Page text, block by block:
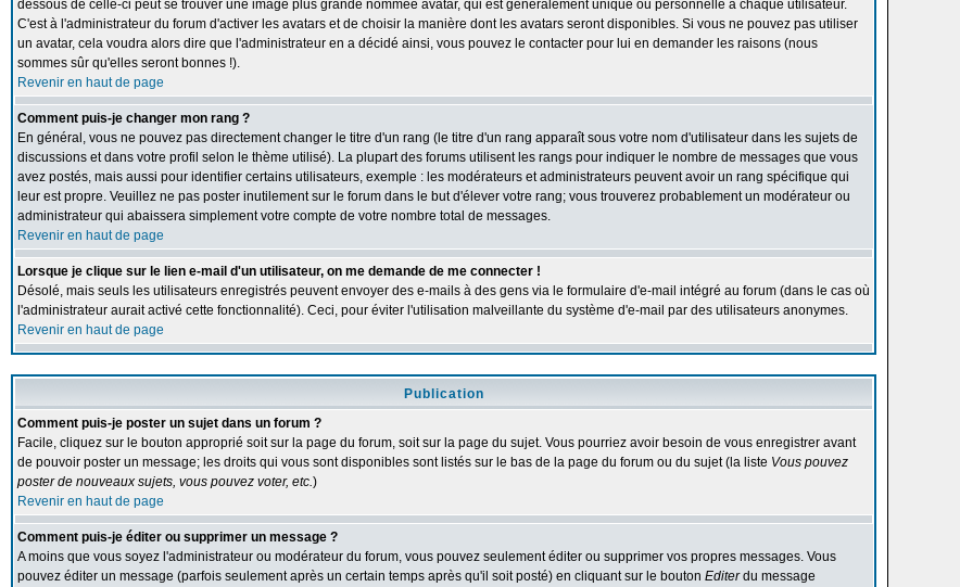
dessous de celle-ci peut se trouver une image plus grande nommée avatar, qui est généralement unique ou personnelle à chaque utilisateur.
C'est à l'administrateur du forum d'activer les avatars et de choisir la manière dont les avatars seront disponibles. Si vous ne pouvez pas utiliser
un avatar, cela voudra alors dire que l'administrateur en a décidé ainsi, vous pouvez le contacter pour lui en demander les raisons (nous
sommes sûr qu'elles seront bonnes !).
Revenir en haut de page
Comment puis-je changer mon rang ?
En général, vous ne pouvez pas directement changer le titre d'un rang (le titre d'un rang apparaît sous votre nom d'utilisateur dans les sujets de
discussions et dans votre profil selon le thème utilisé). La plupart des forums utilisent les rangs pour indiquer le nombre de messages que vous
avez postés, mais aussi pour identifier certains utilisateurs, exemple : les modérateurs et administrateurs peuvent avoir un rang spécifique qui
leur est propre. Veuillez ne pas poster inutilement sur le forum dans le but d'élever votre rang; vous trouverez probablement un modérateur ou
administrateur qui abaissera simplement votre compte de votre nombre total de messages.
Revenir en haut de page
Lorsque je clique sur le lien e-mail d'un utilisateur, on me demande de me connecter !
Désolé, mais seuls les utilisateurs enregistrés peuvent envoyer des e-mails à des gens via le formulaire d'e-mail intégré au forum (dans le cas où
l'administrateur aurait activé cette fonctionnalité). Ceci, pour éviter l'utilisation malveillante du système d'e-mail par des utilisateurs anonymes.
Revenir en haut de page
Publication
Comment puis-je poster un sujet dans un forum ?
Facile, cliquez sur le bouton approprié soit sur la page du forum, soit sur la page du sujet. Vous pourriez avoir besoin de vous enregistrer avant
de pouvoir poster un message; les droits qui vous sont disponibles sont listés sur le bas de la page du forum ou du sujet (la liste Vous pouvez
poster de nouveaux sujets, vous pouvez voter, etc.)
Revenir en haut de page
Comment puis-je éditer ou supprimer un message ?
A moins que vous soyez l'administrateur ou modérateur du forum, vous pouvez seulement éditer ou supprimer vos propres messages. Vous
pouvez éditer un message (parfois seulement après un certain temps après qu'il soit posté) en cliquant sur le bouton Editerdu message